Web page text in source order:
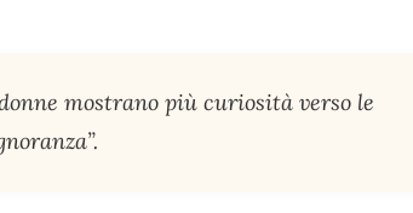
mostrano più curiosità verso le